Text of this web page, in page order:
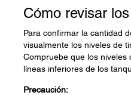
Cómo revisar
Para confirmar la cantidad
visualmente los niveles de
Compruebe que los niveles
líneas inferiores de los
Precaución: